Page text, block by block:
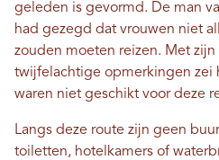
geleden is gevormd. De man
had gezegd dat vrouwen niet
zouden moeten reizen. Met
twijfelachtige opmerkingen zei
waren niet geschikt voor deze
Langs deze route zijn geen
toiletten, hotelkamers of